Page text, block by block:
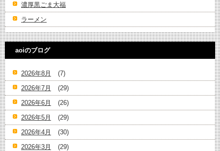
濃厚黒ごま大福
ラーメン
aoiのブログ
2026年8月
(7)
2026年7月
(29)
2026年6月
(26)
2026年5月
(29)
2026年4月
(30)
2026年3月
(29)